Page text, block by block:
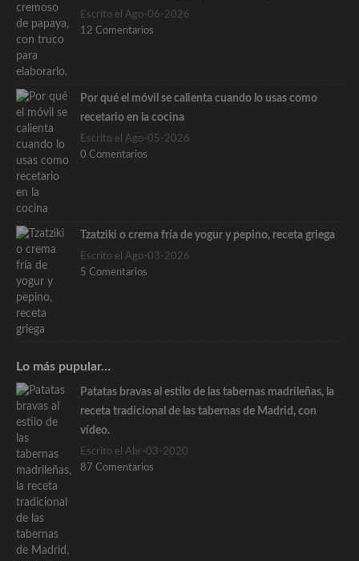
Escrito el Ago-06-2026
12 Comentarios
Por qué el móvil se calienta cuando lo usas como
recetario en la cocina
Escrito el Ago-05-2026
0 Comentarios
Tzatziki o crema fría de yogur y pepino, receta griega
Escrito el Ago-03-2026
5 Comentarios
Lo más pupular…
Patatas bravas al estilo de las tabernas madrileñas, la
receta tradicional de las tabernas de Madrid, con
vídeo.
Escrito el Abr-03-2020
87 Comentarios